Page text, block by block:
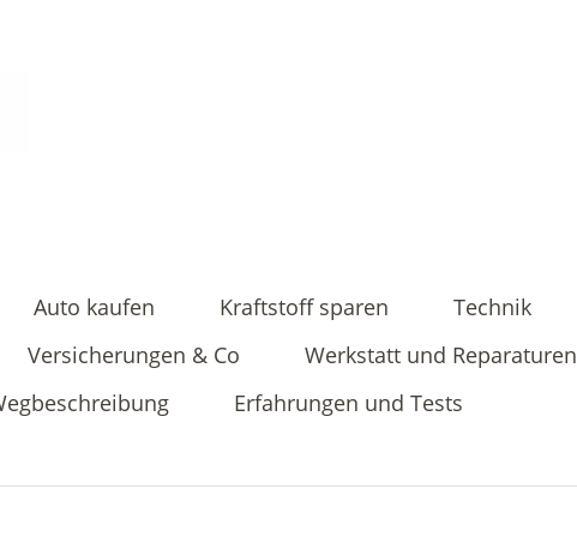
Auto kaufen Kraftstoff sparen Technik
Versicherungen & Co Werkstatt und Reparaturen
Erfahrungen und Tests